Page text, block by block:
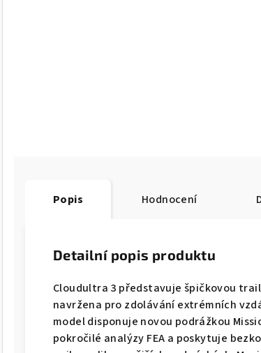
Popis Hodnocení
Detailní popis produktu
Cloudultra 3 představuje špičkovou
navržena pro zdolávání extrémních
model disponuje novou podrážkou
pokročilé analýzy FEA a poskytuje